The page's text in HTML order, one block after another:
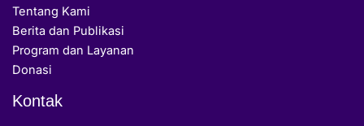
Tentang Kami
Berita dan Publikasi
Program dan Layanan
Donasi
Kontak